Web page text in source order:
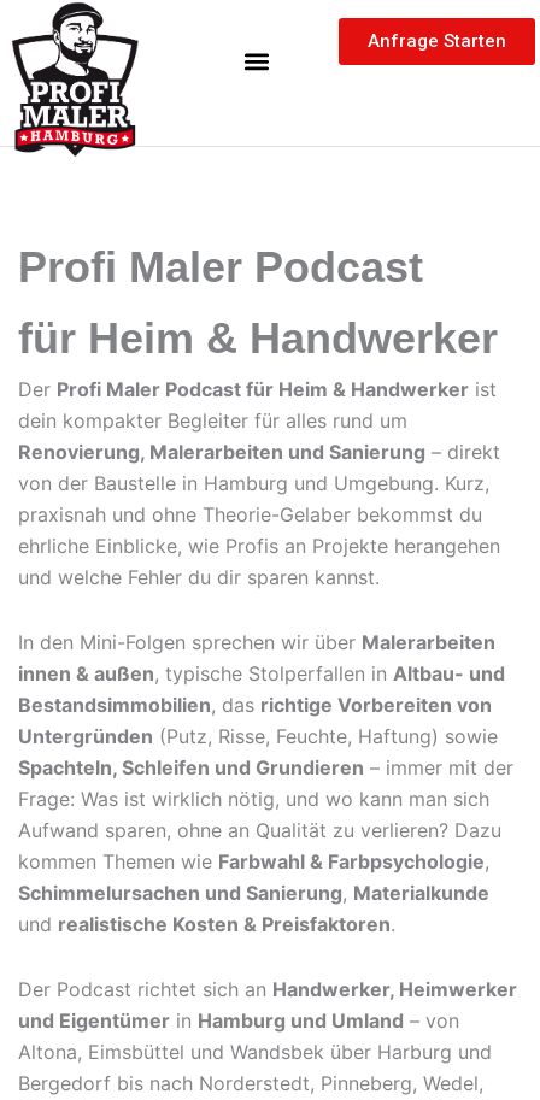
springen
Inhalt
springen
Anfrage Starten
Profi Maler Podcast
für Heim & Handwerker
Der Profi Maler Podcast für Heim & Handwerker ist
dein kompakter Begleiter für alles rund um
Renovierung, Malerarbeiten und Sanierung – direkt
von der Baustelle in Hamburg und Umgebung. Kurz,
praxisnah und ohne Theorie-Gelaber bekommst du
ehrliche Einblicke, wie Profis an Projekte herangehen
und welche Fehler du dir sparen kannst.
In den Mini-Folgen sprechen wir über Malerarbeiten
innen & außen, typische Stolperfallen in Altbau- und
Bestandsimmobilien, das richtige Vorbereiten von
Untergründen (Putz, Risse, Feuchte, Haftung) sowie
Spachteln, Schleifen und Grundieren – immer mit der
Frage: Was ist wirklich nötig, und wo kann man sich
Aufwand sparen, ohne an Qualität zu verlieren? Dazu
kommen Themen wie Farbwahl & Farbpsychologie,
Schimmelursachen und Sanierung, Materialkunde
und realistische Kosten & Preisfaktoren.
Der Podcast richtet sich an Handwerker, Heimwerker
und Eigentümer in Hamburg und Umland – von
Altona, Eimsbüttel und Wandsbek über Harburg und
Bergedorf bis nach Norderstedt, Pinneberg, Wedel,